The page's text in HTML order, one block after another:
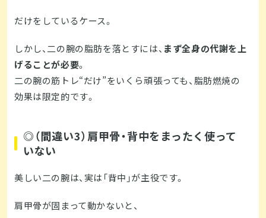
だけをしているケース。
しかし、二の腕の脂肪を落とすには、 まず全身の代謝を上
げることが必要。
二の腕の筋トレ“だけ”をいくら頑張っても、脂肪燃焼の
効果は限定的です。
◎（間違い3）肩甲骨・背中をまったく使って
いない
美しい二の腕は、実は「背中」が主役です。
肩甲骨が固まって動かないと、